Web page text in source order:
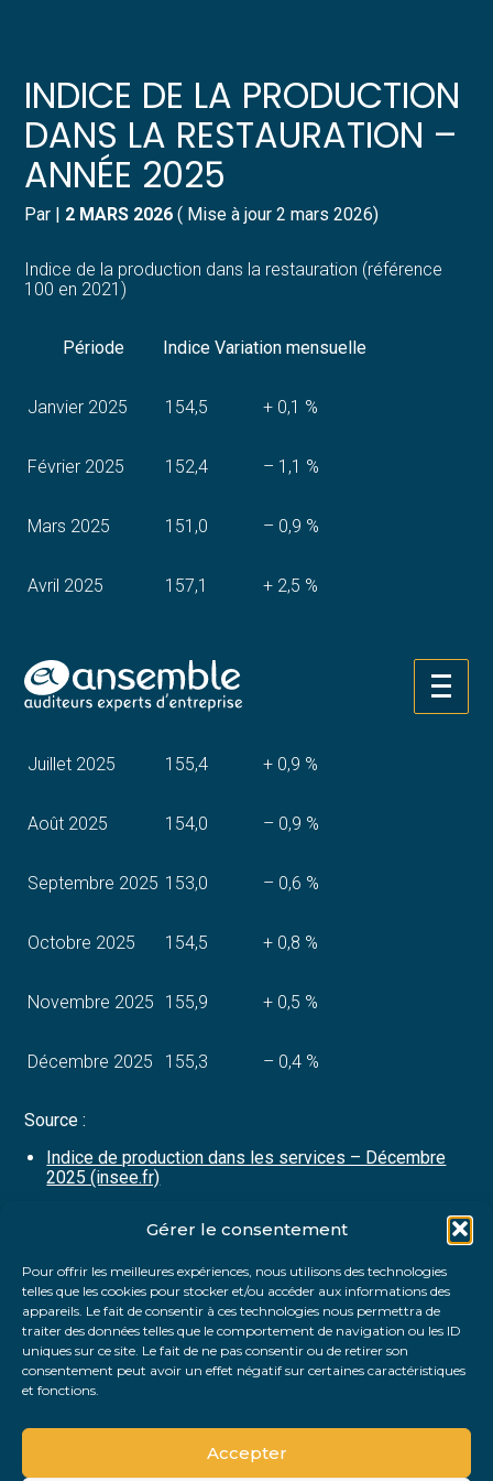
Gérer le consentement
Pour offrir les meilleures expériences, nous utilisons des technologies
telles que les cookies pour stocker et/ou accéder aux informations des
appareils. Le fait de consentir à ces technologies nous permettra de
traiter des données telles que le comportement de navigation ou les ID
uniques sur ce site. Le fait de ne pas consentir ou de retirer son
consentement peut avoir un effet négatif sur certaines caractéristiques
et fonctions.
Accepter
Aller
au
Gérer votre quotidien
Piloter votre entreprise
Développer votre entreprise
Construire votre patrimoine
Structurer votre croissance
électronique
Suivre votre comptabilité
Gérer vos ressources humaines
Dématérialiser vos documents
INDICE DE LA PRODUCTION
DANS LA RESTAURATION –
ANNÉE 2025
Par | 2 MARS 2026 ( Mise à jour 2 mars 2026)
Indice de la production dans la restauration (référence
100 en 2021)
Période Indice Variation mensuelle
Janvier 2025 154,5 + 0,1 %
Février 2025 152,4 – 1,1 %
Mars 2025 151,0 – 0,9 %
Avril 2025 157,1 + 2,5 %
Juin 2025 153,6
Juillet 2025 155,4 + 0,9 %
Août 2025 154,0 – 0,9 %
Septembre 2025 153,0 – 0,6 %
Octobre 2025 154,5 + 0,8 %
Novembre 2025 155,9 + 0,5 %
Décembre 2025 155,3 – 0,4 %
Source :
Indice de production dans les services – Décembre
2025 (insee.fr)
FaceBook
TwitterLinkedIn